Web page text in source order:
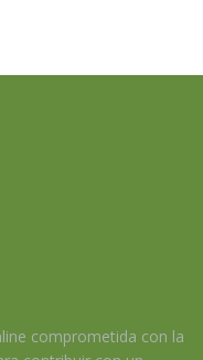
comprometida con la